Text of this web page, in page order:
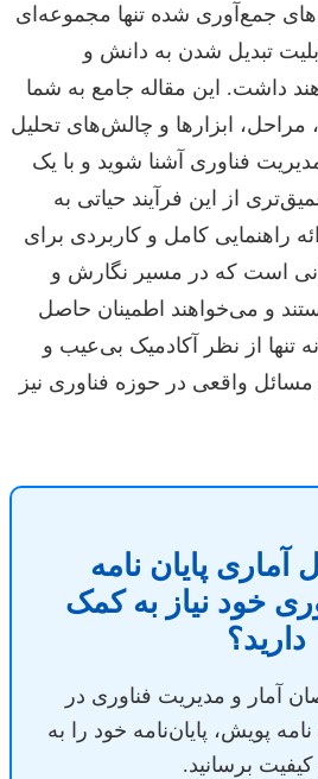
جمع‌آوری شده تنها مجموعه‌ای
تبدیل شدن به دانش و
داشت. این مقاله جامع به شما
مراحل، ابزارها و چالش‌های تحلیل
فناوری آشنا شوید و با یک
از این فرآیند حیاتی به
راهنمایی کامل و کاربردی برای
است که در مسیر نگارش و
و می‌خواهند اطمینان حاصل
تنها از نظر آکادمیک بی‌عیب و
واقعی در حوزه فناوری نیز
آماری پایان نامه
خود نیاز به کمک
دارید؟
آمار و مدیریت فناوری در
پویش، پایان‌نامه خود را به
کیفیت برسانید.